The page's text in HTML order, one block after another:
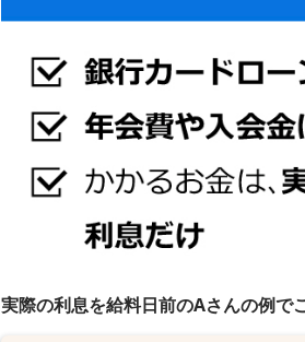
実際の利息を給料日前のAさんの例で